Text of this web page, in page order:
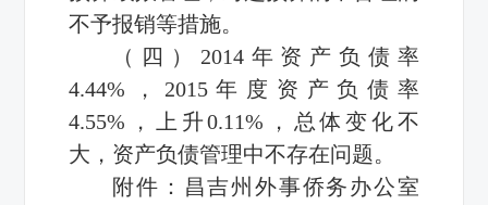
不予报销等措施。
（四）2014年资产负债率
4.44%，2015年度资产负债率
4.55%，上升0.11%，总体变化不
大，资产负债管理中不存在问题。
附件： 昌吉州外事侨务办公室